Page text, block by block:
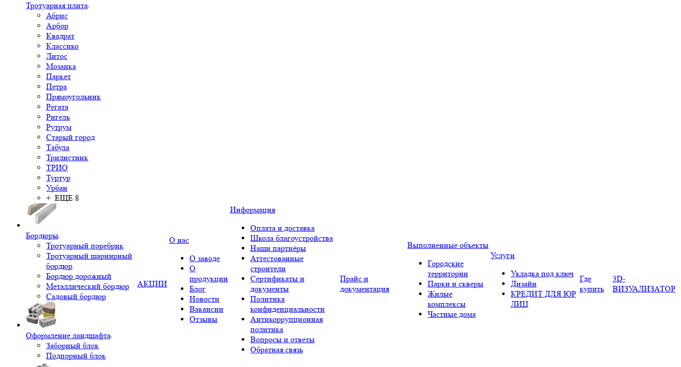
Тротуарная плита
Абрис
Арбор
Квадрат
Классико
Литос
Мозаика
Паркет
Петра
Прямоугольник
Регата
Ригель
Рутрум
Старый город
Табула
Трилистник
ТРИО
Туртур
Урбан
+ ЕЩЕ 8
Бордюры
Тротуарный поребрик
Тротуарный шарнирный
бордюр
Бордюр дорожный
Металлический бордюр
Садовый бордюр
Оформление ландшафта
Заборный блок
Подпорный блок
АКЦИИ
О нас
О заводе
О
продукции
Блог
Новости
Вакансии
Отзывы
Информация
Оплата и доставка
Школа благоустройства
Наши партнёры
Аттестованные
строители
Сертификаты и
документы
Политика
конфиденциальности
Антикоррупционная
политика
Вопросы и ответы
Обратная связь
Прайс и
документация
Выполненные объекты
Городские
территории
Парки и скверы
Жилые
комплексы
Частные дома
Услуги
Укладка под ключ
Дизайн
КРЕДИТ ДЛЯ ЮР
ЛИЦ
Где
купить
3D-
ВИЗУАЛИЗАТОР